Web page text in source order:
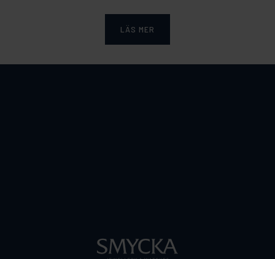
LÄS MER